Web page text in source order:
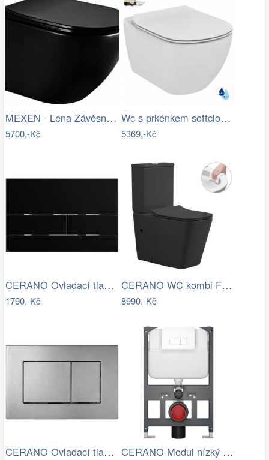
MEXEN - Lena Závěsná WC mísa včetně…
5700,-Kč
Wc s prkénkem softclose závěsné Ideal…
5369,-Kč
CERANO Ovladací tlačítko WC modulů Lite…
1790,-Kč
CERANO WC kombi Forte, Rimless + Slim…
8990,-Kč
CERANO Ovladací tlačítko WC modulů Lite… CERANO Modul nízký pro WC závěsné Prime…